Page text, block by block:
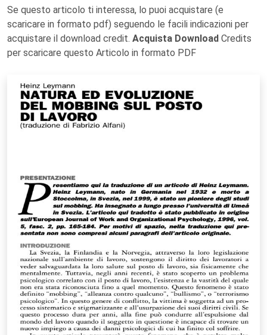
Se questo articolo ti interessa, lo puoi acquistare (e
scaricare in formato pdf) seguendo le facili indicazioni per
acquistare il download credit. Acquista Download Credits
per scaricare questo Articolo in formato PDF